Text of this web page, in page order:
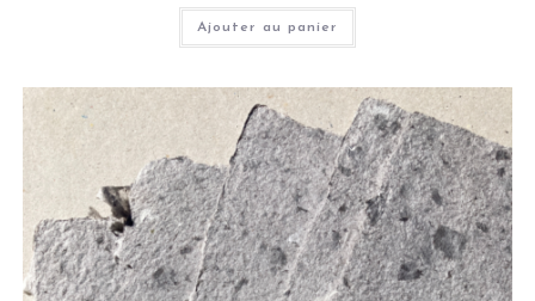
Ajouter au panier